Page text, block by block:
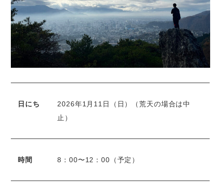
日にち
2026年1月11日（日）（荒天の場合は中
止）
時間 8：00〜12：00（予定）